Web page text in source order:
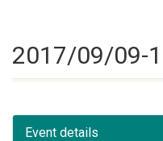
2017/09/09-
Event details